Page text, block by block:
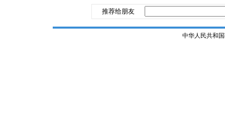
推荐给朋友
中华人民共和